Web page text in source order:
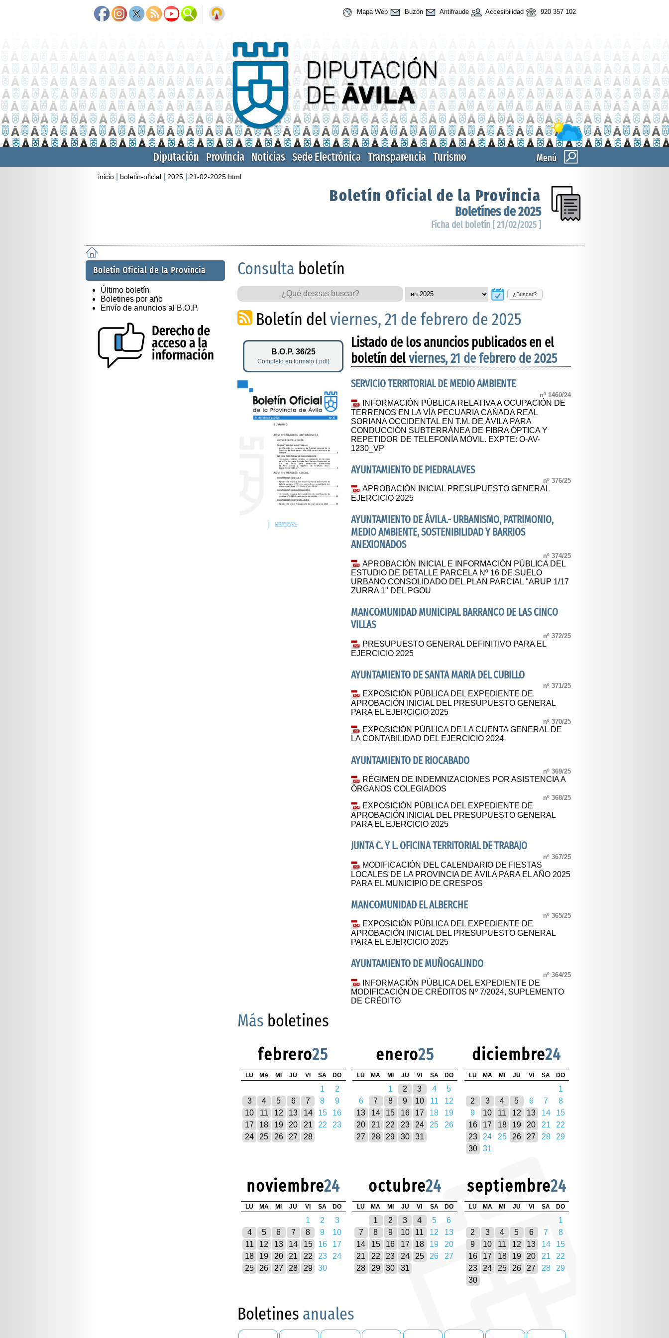
Mapa Web Buzón Antifraude Accesibilidad 920 357 102
Menú
Diputación Provincia Noticias Sede Electrónica Transparencia Turismo
inicio boletin-oficial 2025 21-02-2025.html
Boletín Oficial de la Provincia
Boletínes de 2025
Ficha del boletín [ 21/02/2025 ]
Boletín Oficial de la Provincia
Último boletín
Boletines por año
Envío de anuncios al B.O.P.
Consulta boletín
¿Buscar?
Boletín delviernes, 21 de febrero de 2025
B.O.P. 36/25
Completo en formato (.pdf)
Listado de los anuncios publicados en el
boletín delviernes, 21 de febrero de 2025
SERVICIO TERRITORIAL DE MEDIO AMBIENTE
nº 1460/24
INFORMACIÓN PÚBLICA RELATIVA A OCUPACIÓN DE
TERRENOS EN LA VÍA PECUARIA CAÑADA REAL
SORIANA OCCIDENTAL EN T.M. DE ÁVILA PARA
CONDUCCIÓN SUBTERRÁNEA DE FIBRA ÓPTICA Y
REPETIDOR DE TELEFONÍA MÓVIL. EXPTE: O-AV-
1230_VP
AYUNTAMIENTO DE PIEDRALAVES
nº 376/25
APROBACIÓN INICIAL PRESUPUESTO GENERAL
EJERCICIO 2025
AYUNTAMIENTO DE ÁVILA.- URBANISMO, PATRIMONIO,
MEDIO AMBIENTE, SOSTENIBILIDAD Y BARRIOS
ANEXIONADOS
nº 374/25
APROBACIÓN INICIAL E INFORMACIÓN PÚBLICA DEL
ESTUDIO DE DETALLE PARCELA Nº 16 DE SUELO
URBANO CONSOLIDADO DEL PLAN PARCIAL "ARUP 1/17
ZURRA 1" DEL PGOU
MANCOMUNIDAD MUNICIPAL BARRANCO DE LAS CINCO
VILLAS
nº 372/25
PRESUPUESTO GENERAL DEFINITIVO PARA EL
EJERCICIO 2025
AYUNTAMIENTO DE SANTA MARIA DEL CUBILLO
nº 371/25
EXPOSICIÓN PÚBLICA DEL EXPEDIENTE DE
APROBACIÓN INICIAL DEL PRESUPUESTO GENERAL
PARA EL EJERCICIO 2025
nº 370/25
EXPOSICIÓN PÚBLICA DE LA CUENTA GENERAL DE
LA CONTABILIDAD DEL EJERCICIO 2024
AYUNTAMIENTO DE RIOCABADO
nº 369/25
RÉGIMEN DE INDEMNIZACIONES POR ASISTENCIA A
ÓRGANOS COLEGIADOS
nº 368/25
EXPOSICIÓN PÚBLICA DEL EXPEDIENTE DE
APROBACIÓN INICIAL DEL PRESUPUESTO GENERAL
PARA EL EJERCICIO 2025
JUNTA C. Y L. OFICINA TERRITORIAL DE TRABAJO
nº 367/25
MODIFICACIÓN DEL CALENDARIO DE FIESTAS
LOCALES DE LA PROVINCIA DE ÁVILA PARA EL AÑO 2025
PARA EL MUNICIPIO DE CRESPOS
MANCOMUNIDAD EL ALBERCHE
nº 365/25
EXPOSICIÓN PÚBLICA DEL EXPEDIENTE DE
APROBACIÓN INICIAL DEL PRESUPUESTO GENERAL
PARA EL EJERCICIO 2025
AYUNTAMIENTO DE MUÑOGALINDO
nº 364/25
INFORMACIÓN PÚBLICA DEL EXPEDIENTE DE
MODIFICACIÓN DE CRÉDITOS Nº 7/2024, SUPLEMENTO
DE CRÉDITO
Más boletines
febrero25
LU MA MI JU VI SA DO
1
2
3
4 5 6 7 8
9
10
11 12 13 14 15
16
17
18 19 20 21 22
23
24
25 26 27 28
enero25
LU MA MI JU VI SA DO
1 2 3 4
5
6
7 8 9 10 11
12
13
14 15 16 17 18
19
20
21 22 23 24 25
26
27
28 29 30 31
diciembre24
LU MA MI JU VI SA DO
1
2
3 4 5 6 7
8
9
10 11 12 13 14
15
16
17 18 19 20 21
22
23
24 25 26 27 28
29
30
31
noviembre24
LU MA MI JU VI SA DO
1 2
3
4
5 6 7 8 9
10
11
12 13 14 15 16
17
18
19 20 21 22 23
24
25
26 27 28 29 30
octubre24
LU MA MI JU VI SA DO
1 2 3 4 5
6
7
8 9 10 11 12
13
14
15 16 17 18 19
20
21
22 23 24 25 26
27
28
29 30 31
septiembre24
LU MA MI JU VI SA DO
1
2
3 4 5 6 7
8
9
10 11 12 13 14
15
16
17 18 19 20 21
22
23
24 25 26 27 28
29
30
Boletines anuales